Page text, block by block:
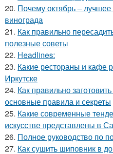
20. Почему октябрь –
винограда
21. Как правильно
полезные советы
22. Headlines:
23. Какие рестораны и кафе
Иркутске
24. Как правильно
основные правила и секреты
25. Какие современные
искусстве представлены в
26. Полное руководство по
27. Как сушить шиповник в